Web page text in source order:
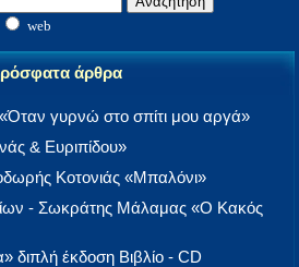
web
άρθρα
γυρνώ στο σπίτι μου αργά»
& Ευριπίδου»
Κοτονιάς «Μπαλόνι»
- Σωκράτης Μάλαμας «Ο Κακός
διπλή έκδοση Βιβλίο - CD